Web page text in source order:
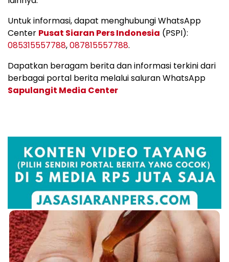
Untuk informasi, dapat menghubungi WhatsApp
Center Pusat Siaran Pers Indonesia (PSPI):
085315557788,087815557788.
Dapatkan beragam berita dan informasi terkini dari
berbagai portal berita melalui saluran WhatsApp
Sapulangit Media Center